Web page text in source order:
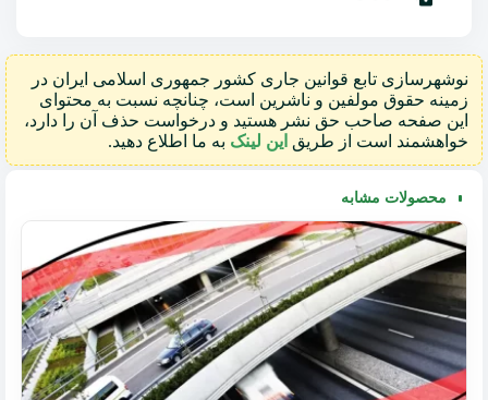
سیستم اقتصادی – اجتماعی باغشهر
انجمن باغشهر
اقدامات انجمن باغشهر
New Earswick
لچ ورث
ولوین
Hampstead
جنبش باغشهر بین جنگ‌های جهانی
باغشهر در اروپا
شهر خطی – سوریا ماتا
شهر صنعتی – تونی گارنیه
نوشهرسازی تابع قوانین جاری کشور جمهوری اسلامی ایران در
زمینه حقوق مولفین و ناشرین است، چنانچه نسبت به محتوای
این صفحه صاحب حق نشر هستید و درخواست حذف آن را دارد،
خواهشمند است از طریق این لینک به ما اطلاع دهید.
محصولات مشابه